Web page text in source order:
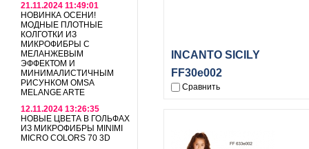
21.11.2024 11:49:01
НОВИНКА ОСЕНИ!
МОДНЫЕ ПЛОТНЫЕ
КОЛГОТКИ ИЗ
МИКРОФИБРЫ С
МЕЛАНЖЕВЫМ
ЭФФЕКТОМ И
МИНИМАЛИСТИЧНЫМ
РИСУНКОМ OMSA
MELANGE ARTE
12.11.2024 13:26:35
НОВЫЕ ЦВЕТА В ГОЛЬФАХ
ИЗ МИКРОФИБРЫ MINIMI
MICRO COLORS 70 3D
INCANTO SICILY
FF30e002
Сравнить